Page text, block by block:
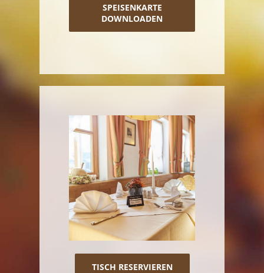
SPEISENKARTE
DOWNLOADEN
TISCH RESERVIEREN